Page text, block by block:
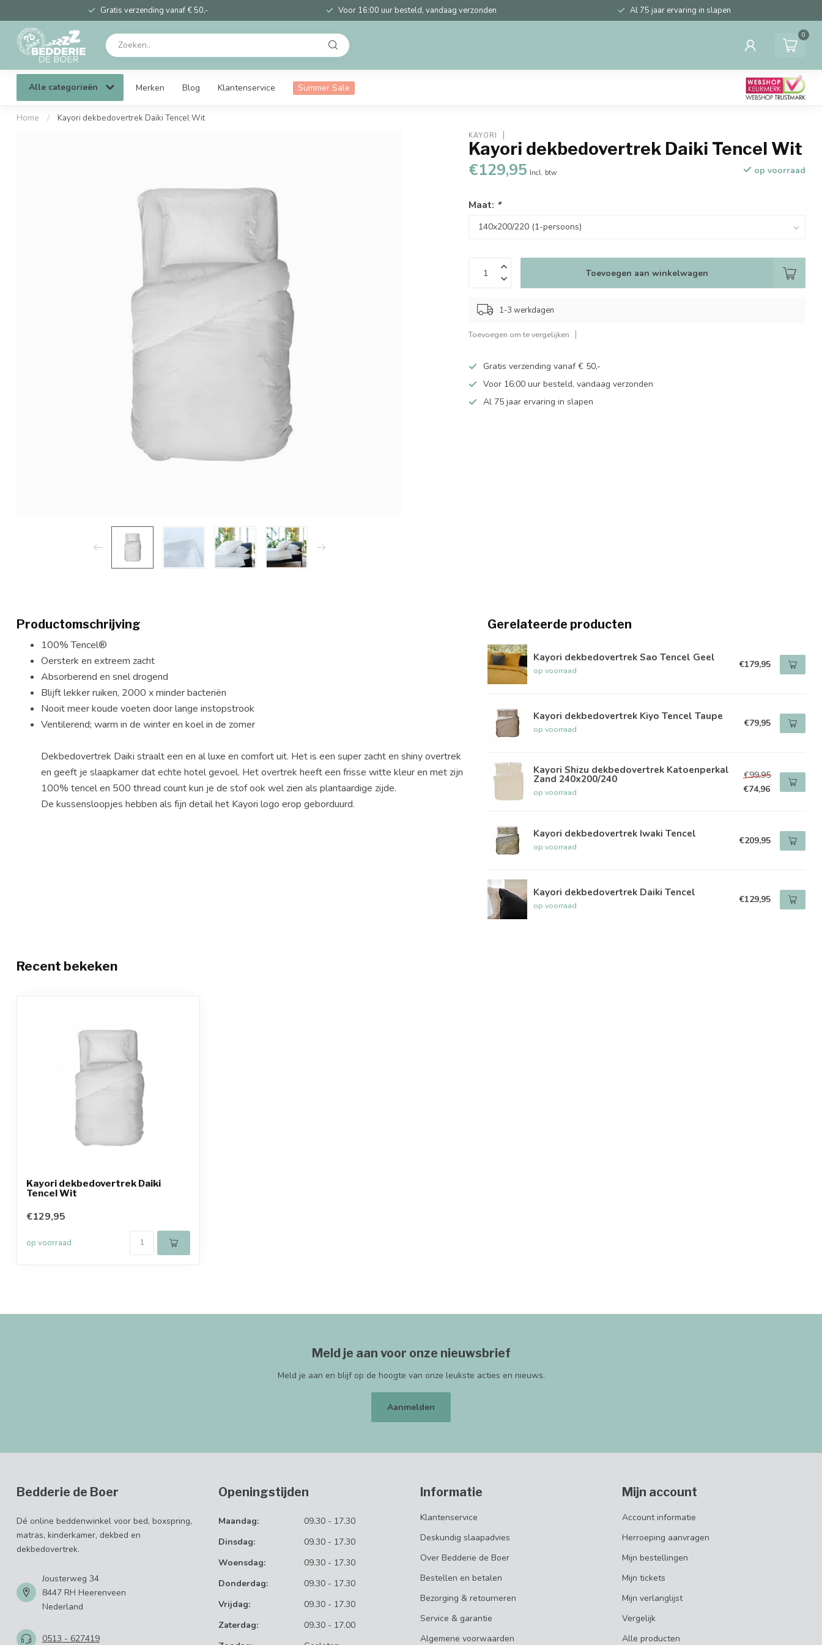
Gratis verzending vanaf € 50,- Voor 16:00 uur besteld, vandaag verzonden Al 75 jaar ervaring in slapen
0
Alle categorieën Merken Blog Klantenservice Summer Sale
Home / Kayori dekbedovertrek Daiki Tencel Wit
KAYORI
Kayori dekbedovertrek Daiki Tencel Wit
€129,95 Incl. btw op voorraad
Maat: *
Toevoegen aan winkelwagen
1-3 werkdagen
Toevoegen om te vergelijken
Gratis verzending vanaf € 50,-
Voor 16:00 uur besteld, vandaag verzonden
Al 75 jaar ervaring in slapen
Productomschrijving
100% Tencel®
Oersterk en extreem zacht
Absorberend en snel drogend
Blijft lekker ruiken, 2000 x minder bacteriën
Nooit meer koude voeten door lange instopstrook
Ventilerend; warm in de winter en koel in de zomer
Dekbedovertrek Daiki straalt een en al luxe en comfort uit. Het is een super zacht en shiny overtrek
en geeft je slaapkamer dat echte hotel gevoel. Het overtrek heeft een frisse witte kleur en met zijn
100% tencel en 500 thread count kun je de stof ook wel zien als plantaardige zijde.
De kussensloopjes hebben als fijn detail het Kayori logo erop geborduurd.
Gerelateerde producten
Kayori dekbedovertrek Sao Tencel Geel
op voorraad €179,95
Kayori dekbedovertrek Kiyo Tencel Taupe
op voorraad €79,95
Kayori Shizu dekbedovertrek Katoenperkal
Zand 240x200/240
op voorraad
€99,95
€74,96
Kayori dekbedovertrek Iwaki Tencel
op voorraad €209,95
Kayori dekbedovertrek Daiki Tencel
op voorraad €129,95
Recent bekeken
Kayori dekbedovertrek Daiki
Tencel Wit
€129,95
op voorraad
Meld je aan voor onze nieuwsbrief
Meld je aan en blijf op de hoogte van onze leukste acties en nieuws.
Aanmelden
Bedderie de Boer
Dé online beddenwinkel voor bed, boxspring,
matras, kinderkamer, dekbed en
dekbedovertrek.
Jousterweg 34
8447 RH Heerenveen
Nederland
0513 - 627419
Openingstijden
Maandag:
09.30 - 17.30
Dinsdag:
09.30 - 17.30
Woensdag:
09.30 - 17.30
Donderdag:
09.30 - 17.30
Vrijdag:
09.30 - 17.30
Zaterdag:
09.30 - 17.00
Informatie
Klantenservice
Deskundig slaapadvies
Over Bedderie de Boer
Bestellen en betalen
Bezorging & retourneren
Service & garantie
Algemene voorwaarden
Mijn account
Account informatie
Herroeping aanvragen
Mijn bestellingen
Mijn tickets
Mijn verlanglijst
Vergelijk
Alle producten